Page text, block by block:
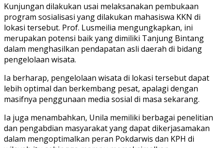
Kunjungan dilakukan usai melaksanakan pembukaan
program sosialisasi yang dilakukan mahasiswa KKN di
lokasi tersebut. Prof. Lusmeilia mengungkapkan, ini
merupakan potensi baik yang dimiliki Tanjung Bintang
dalam menghasilkan pendapatan asli daerah di bidang
pengelolaan wisata.
Ia berharap, pengelolaan wisata di lokasi tersebut dapat
lebih optimal dan berkembang pesat, apalagi dengan
masifnya penggunaan media sosial di masa sekarang.
Ia juga menambahkan, Unila memiliki berbagai penelitian
dan pengabdian masyarakat yang dapat dikerjasamakan
dalam mengoptimalkan peran Pokdarwis dan KPH di